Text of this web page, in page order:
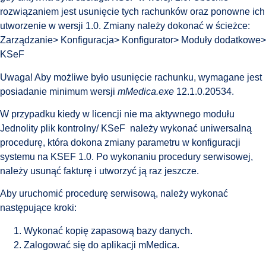
rozwiązaniem jest usunięcie tych rachunków oraz ponowne ich
utworzenie w wersji 1.0. Zmiany należy dokonać w ścieżce:
Zarządzanie> Konfiguracja> Konfigurator> Moduły dodatkowe>
KSeF
Uwaga! Aby możliwe było usunięcie rachunku, wymagane jest
posiadanie minimum wersji mMedica.exe 12.1.0.20534.
W przypadku kiedy w licencji nie ma aktywnego modułu
Jednolity plik kontrolny/ KSeF należy wykonać uniwersalną
procedurę, która dokona zmiany parametru w konfiguracji
systemu na KSEF 1.0. Po wykonaniu procedury serwisowej,
należy usunąć fakturę i utworzyć ją raz jeszcze.
Aby uruchomić procedurę serwisową, należy wykonać
następujące kroki:
Wykonać kopię zapasową bazy danych.
Zalogować się do aplikacji mMedica.